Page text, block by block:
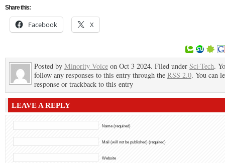
Share this:
Facebook X
Posted by Minority Voice on Oct 3 2024. Filed under Sci-Tech.
follow any responses to this entry through the RSS 2.0. You can
response or trackback to this entry
LEAVE A REPLY
Name (required)
Mail (will not be published) (required)
Website